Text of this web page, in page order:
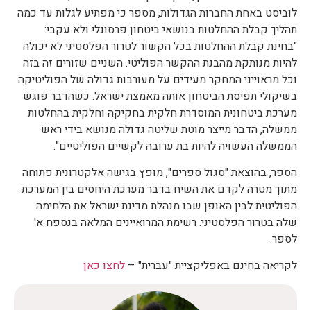
לוביסט באחת החברות הגדולות, מספר כי מפתיע לגלות עד כמה
תהליך קבלת ההחלטות בנושאי ביטחון פרסונלי ולא עקבי:
"בחינת קבלת ההחלטות בכל הקשור לטרור הפלסטיני לא יכולה
להיות מנותקת מהבנת ההקשר הפוליטי. השניים שזורים זה בזה
וכל מראוייני המחקר מעידים על מעורבות גדולה של הפוליטיקה
בשיקולי תפיסת הביטחון אותה מאמצת ישראל. כשהדבר פוגש
מערכת ביטחונית המוסדרת חלקית בחקיקה וחלקית בהחלטות
ממשלה, הדבר מייצר מוטת שליטה גדולה מנושא בידי ראש
הממשלה העשויה להיות בת ערובה לקשיים הפוליטיים".
הספר, בהוצאת "סגול ספרים", מופץ בגישה אלקטרונית פתוחה
מתוך מטרה לקדם את השיח בדבר מערכת היחסים בין המערכת
הפוליטית לבין האופן שבו מנהלת מדינת ישראל את הלחימה
שלה בטרור הפלסטיני. רשימת המרואיינים המלאה בנספח א'
לספר.
לקריאה בחינם באפליקציית "עברית" – לחצו כאן